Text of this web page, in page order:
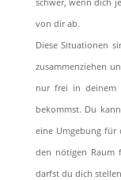
von dir ab.
Diese Situationen
zusammenziehen
nur frei in deinem
bekommst. Du
eine Umgebung
den nötigen Raum
darfst du dich